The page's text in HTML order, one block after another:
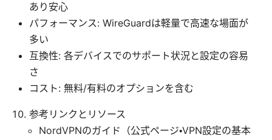
あり安心
パフォーマンス: WireGuardは軽量で高速な場面が
多い
互換性: 各デバイスでのサポート状況と設定の容易
さ
コスト: 無料/有料のオプションを含む
参考リンクとリソース
NordVPNのガイド（公式ページ・VPN設定の基本